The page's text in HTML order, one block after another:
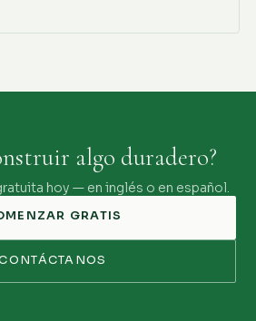
algo duradero?
hoy — en inglés o en español.
GRATIS